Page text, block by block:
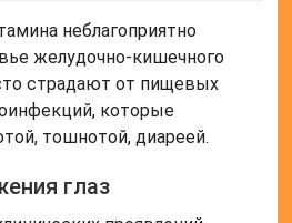
неблагоприятно
желудочно-кишечного
страдают от пищевых
которые
тошнотой, диареей.
глаз